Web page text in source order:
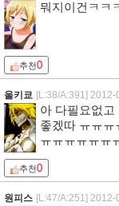
뭐지이건ㅋㅋ
추천0
울키쿄 [L:38/A:391] 2012-
아 다필요없고
좋겠따 ㅠㅠ
ㅠㅠㅠㅠㅠㅠ
추천0
원피스 [L:47/A:251] 2012-